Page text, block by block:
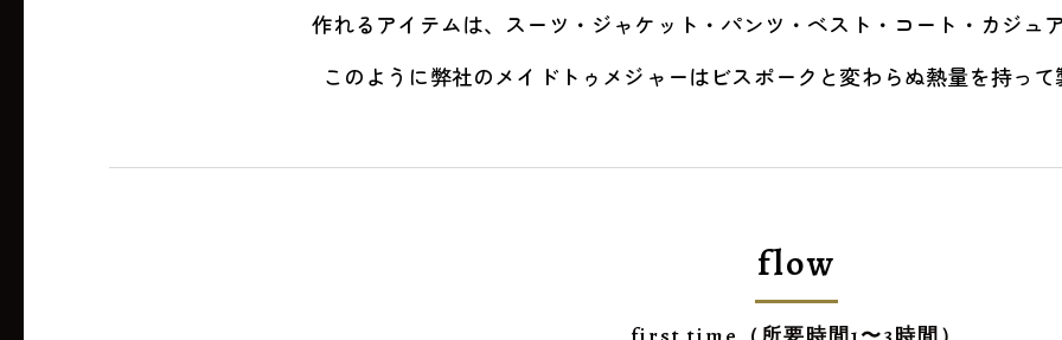
作れるアイテムは、スーツ・ジャケット・パンツ・ベスト・コート・カジュ
このように弊社のメイドトゥメジャーはビスポークと変わらぬ熱量を持って
flow